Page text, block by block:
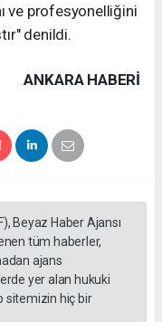
ve profesyonelliğini
denildi.
ANKARA HABERİ
Beyaz Haber Ajansı
tüm haberler,
ajans
yer alan hukuki
sitemizin hiç bir